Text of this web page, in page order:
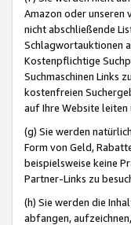
Amazon oder unseren
nicht abschließende
Schlagwortauktionen
Kostenpflichtige
Suchmaschinen Links
kostenfreien
auf Ihre Website
(g) Sie werden
Form von Geld,
beispielsweise keine
Partner-Links zu
(h) Sie werden die
abfangen,